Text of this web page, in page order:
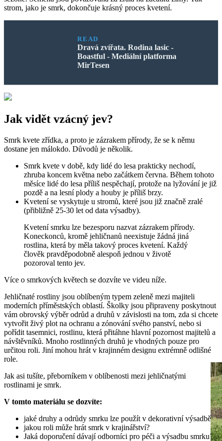
strom, jako je smrk, dokončuje krásný proces kvetení.
READ
Dravá zvířata. Rodina lasic -
Boastful - Mediální platforma
MirTesen
Jak vidět vzácný jev?
Smrk kvete zřídka, a proto je zázrakem přírody, že se k němu
dostane jen málokdo. Důvodů je několik.
Smrk kvete v době, kdy lidé do lesa prakticky nechodí,
zhruba koncem května nebo začátkem června. Během tohoto
měsíce lidé do lesa příliš nespěchají, protože na lyžování je již
pozdě a na lesní plody a houby je příliš brzy.
Kvetení se vyskytuje u stromů, které jsou již značně zralé
(přibližně 25-30 let od data výsadby).
Kvetení smrku lze bezesporu nazvat zázrakem přírody.
Koneckonců, kromě jehličnanů neexistuje žádná jiná
rostlina, která by měla takový proces kvetení. Každý
člověk pravděpodobně alespoň jednou v životě
pozoroval tento jev.
Více o smrkových květech se dozvíte ve videu níže.
Jehličnaté rostliny jsou oblíbeným typem zeleně mezi majiteli
moderních příměstských oblastí. Školky jsou připraveny poskytnout
vám obrovský výběr odrůd a druhů v závislosti na tom, zda si chcete
vytvořit živý plot na ochranu a zónování svého panství, nebo si
pořídit tasemnici, rostlinu, která přitáhne hlavní pozornost majitelů a
návštěvníků. Mnoho rostlinných druhů je vhodných pouze pro
určitou roli. Jiní mohou hrát v krajinném designu extrémně odlišné
role.
Jak asi tušíte, přeborníkem v oblíbenosti mezi jehličnatými
rostlinami je smrk.
V tomto materiálu se dozvíte:
jaké druhy a odrůdy smrku lze použít v dekorativní výsadbě?
jakou roli může hrát smrk v krajinářství?
Jaká doporučení dávají odborníci pro péči a výsadbu smrku?